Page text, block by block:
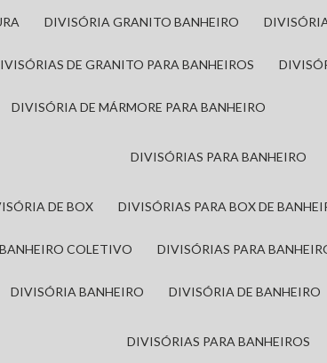
DIVISÓRIA GRANITO BANHEIRO
DIVISÓRIAS DE GRANITO PARA BANHEIROS
DIVISÓRIA DE MÁRMORE PARA BANHEIRO
DIVISÓRIAS PARA BANHEIRO
DE BOX DIVISÓRIAS PARA BOX DE
BANHEIRO COLETIVO DIVISÓRIAS PARA
DIVISÓRIA BANHEIRO DIVISÓRIA DE BANHEIRO
DIVISÓRIAS PARA BANHEIROS